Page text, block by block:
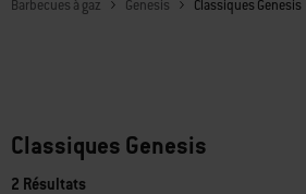
Barbecues à gaz Genesis Classiques Genesis
Classiques Genesis
2 Résultats